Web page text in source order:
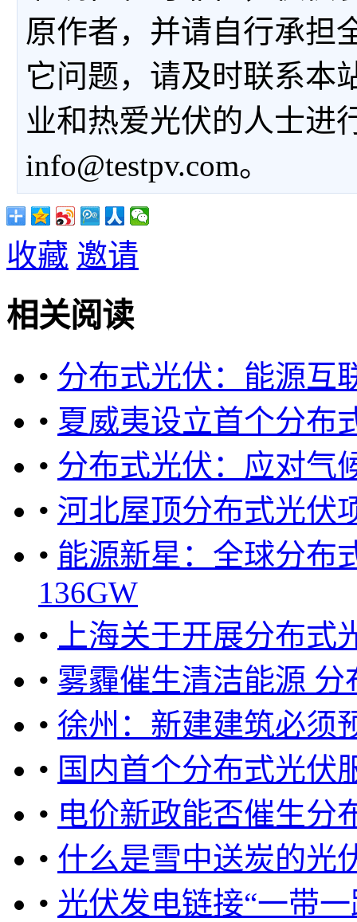
原作者，并请自行承担
它问题，请及时联系本
业和热爱光伏的人士进
info@testpv.com。
收藏 邀请
相关阅读
• 分布式光伏：能源互
• 夏威夷设立首个分布
• 分布式光伏：应对气
• 河北屋顶分布式光伏
• 能源新星：全球分布
136GW
•
上海关于开展分布式
• 雾霾催生清洁能源
• 徐州：新建建筑必须
• 国内首个分布式光伏
• 电价新政能否催生分
• 什么是雪中送炭的光
• 光伏发电链接“一带